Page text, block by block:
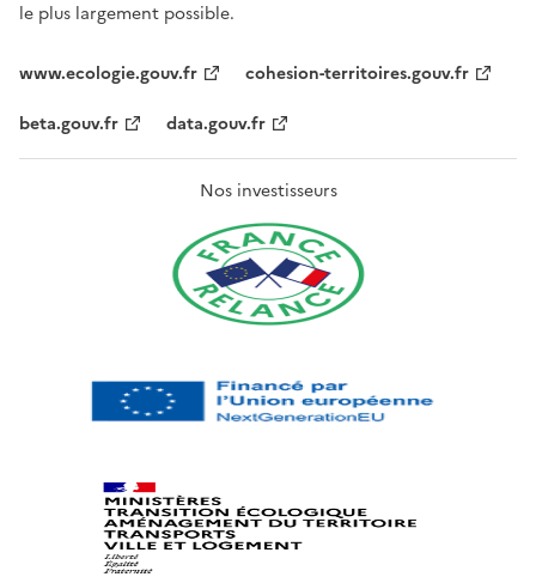
le plus largement possible.
www.ecologie.gouv.fr
cohesion-territoires.gouv.fr
beta.gouv.fr
data.gouv.fr
Nos investisseurs